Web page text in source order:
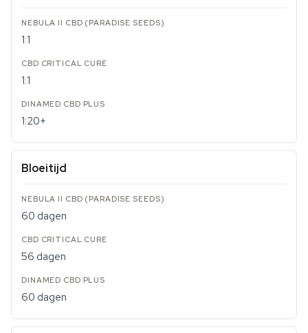
1:1
1:1
1:20+
Bloeitijd
60 dagen
56 dagen
60 dagen